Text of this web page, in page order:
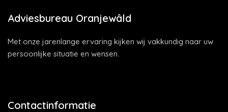
Adviesbureau Oranjewâld
Met onze jarenlange ervaring kijken wij vakkundig naar uw
persoonlijke situatie en wensen.
Contactinformatie